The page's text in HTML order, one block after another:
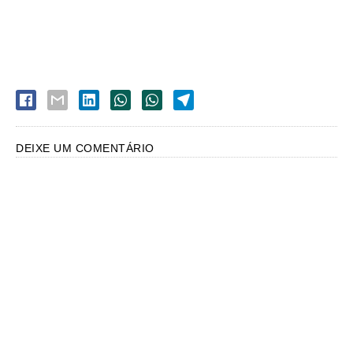
DEIXE UM COMENTÁRIO